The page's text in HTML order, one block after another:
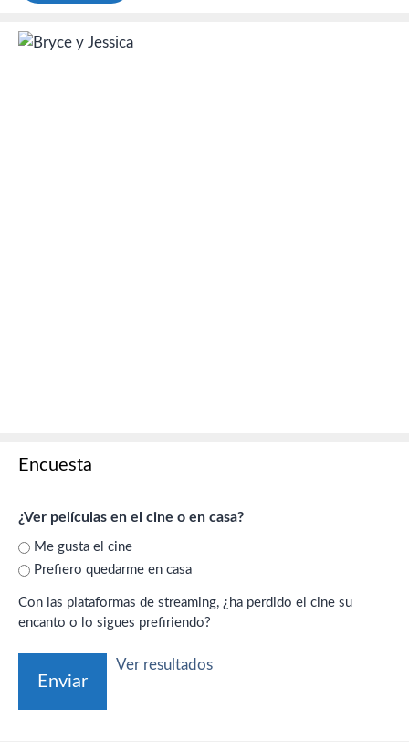
Encuesta
¿Ver películas en el cine o en casa?
Me gusta el cine
Prefiero quedarme en casa
Con las plataformas de streaming, ¿ha perdido el cine su
encanto o lo sigues prefiriendo?
Ver resultados